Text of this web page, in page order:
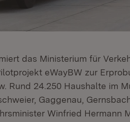
das Ministerium für
eWayBW zur
Rund 24.250 Haushalte im
Gaggenau,
Winfried Hermann